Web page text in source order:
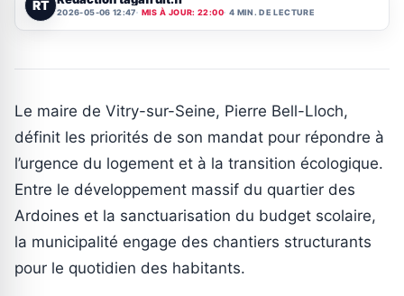
RT 2026-05-06 12:47 MIS À JOUR: 22:00 4 MIN. DE LECTURE
Le maire de Vitry-sur-Seine, Pierre Bell-Lloch,
définit les priorités de son mandat pour répondre à
l’urgence du logement et à la transition écologique.
Entre le développement massif du quartier des
Ardoines et la sanctuarisation du budget scolaire,
la municipalité engage des chantiers structurants
pour le quotidien des habitants.